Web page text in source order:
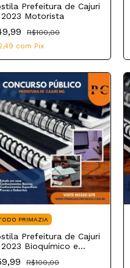
Prefeitura de Cajuri
2023 Motorista
R$100,00
com Pix
PRIMAZIA
Prefeitura de Cajuri
2023 Bioquímico e
R$100,00